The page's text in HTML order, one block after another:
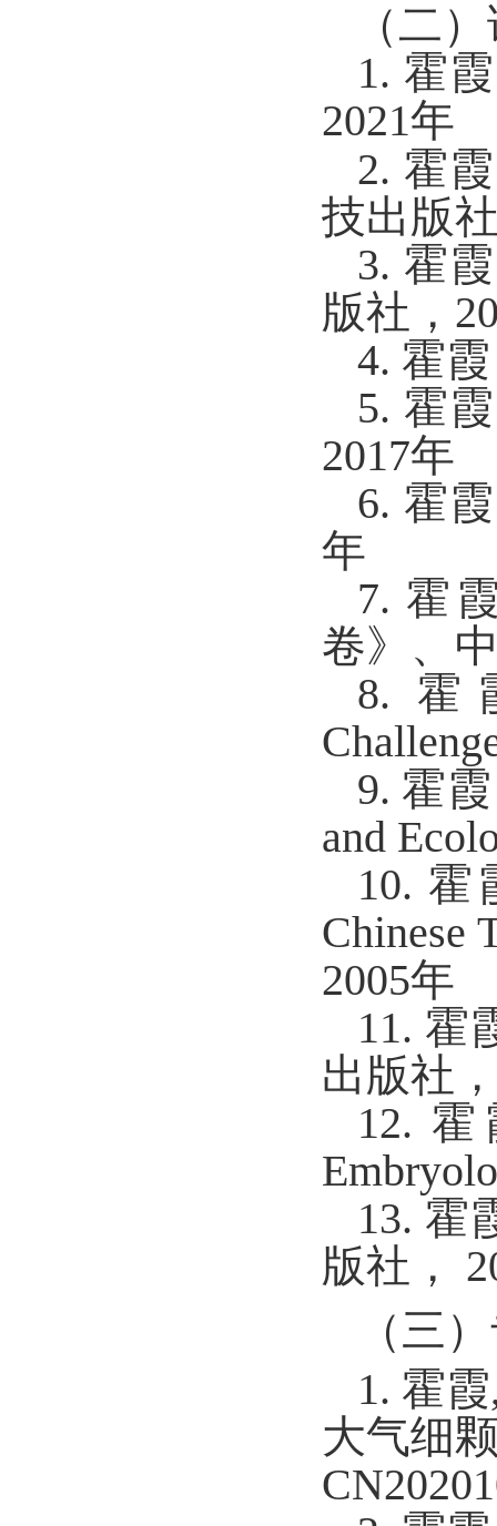
（二
1. 霍
2021年
2. 霍
技出版
3. 霍
版社，
4. 霍
5. 霍
2017年
6. 霍
年
7. 霍
卷》、
8. 霍
9. 霍
and
10.
Chinese
2005年
11. 霍
出版社
12.
13. 霍
版社，
（三
1. 霍
大气细